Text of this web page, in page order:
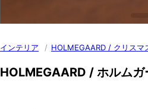
インテリア / HOLMEGAARD / クリスマ
HOLMEGAARD / ホルムガ